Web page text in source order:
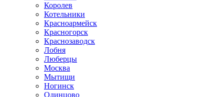
Королев
Котельники
Красноармейск
Красногорск
Краснозаводск
Лобня
Люберцы
Москва
Мытищи
Ногинск
Одинцово